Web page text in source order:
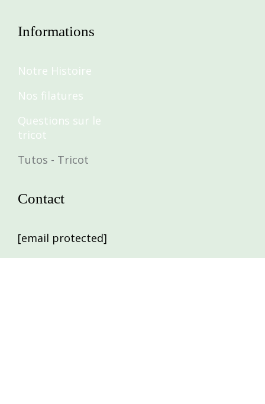
Informations
Notre Histoire
Nos filatures
Questions sur le
tricot
Tutos - Tricot
Contact
[email protected]